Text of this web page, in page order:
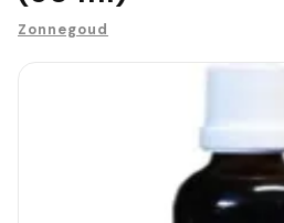
Zonnegoud